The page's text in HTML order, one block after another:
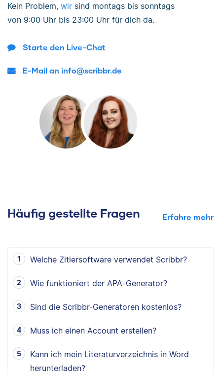
Kein Problem, wir sind montags bis sonntags
von 9:00 Uhr bis 23:00 Uhr für dich da.
Starte den Live-Chat
E-Mail an info@scribbr.de
Häufig gestellte Fragen Erfahre mehr
Welche Zitiersoftware verwendet Scribbr?
Wie funktioniert der APA-Generator?
Sind die Scribbr-Generatoren kostenlos?
Muss ich einen Account erstellen?
Kann ich mein Literaturverzeichnis in Word
herunterladen?